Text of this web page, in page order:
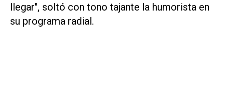
llegar", soltó con tono tajante la humorista en
su programa radial.